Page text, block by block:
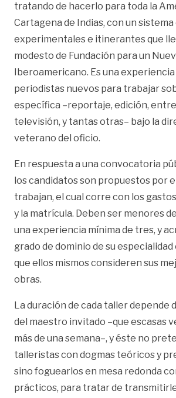
tratando de hacerlo para toda la
Cartagena de Indias, con un
experimentales e itinerantes que
modesto de Fundación para un
Iberoamericano. Es una
periodistas nuevos para trabajar
específica –reportaje, edición,
televisión, y tantas otras– bajo la
veterano del oficio.
En respuesta a una convocatoria
los candidatos son propuestos por
trabajan, el cual corre con los
y la matrícula. Deben ser menores
una experiencia mínima de tres, y
grado de dominio de su
que ellos mismos consideren sus
obras.
La duración de cada taller depende
del maestro invitado –que escasas
más de una semana–, y éste no
talleristas con dogmas teóricos y
sino foguearlos en mesa redonda
prácticos, para tratar de